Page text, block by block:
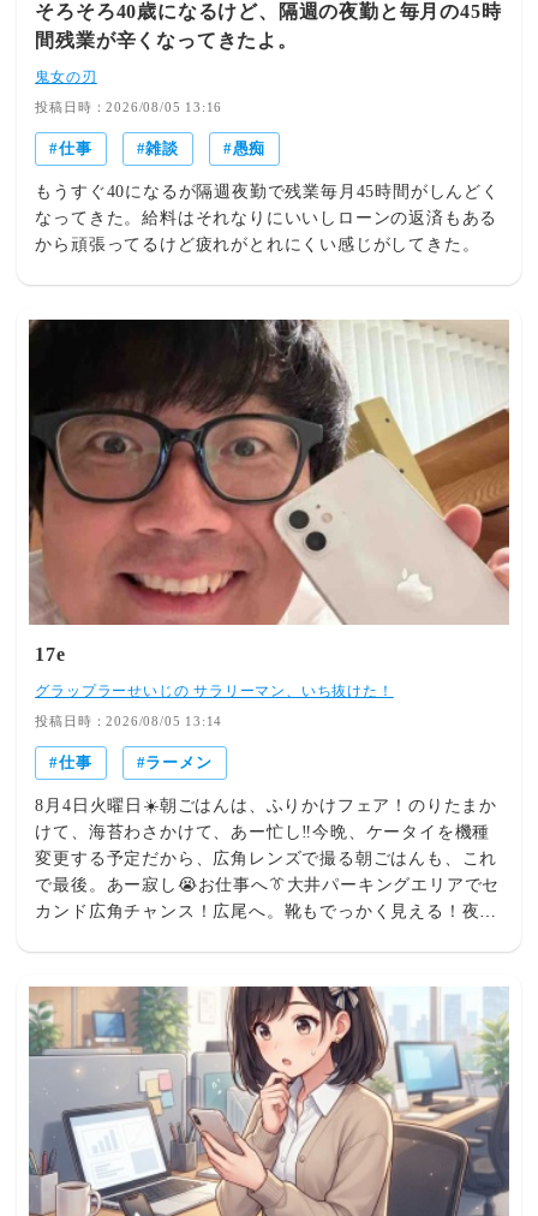
そろそろ40歳になるけど、隔週の夜勤と毎月の45時
間残業が辛くなってきたよ。
鬼女の刃
投稿日時：2026/08/05 13:16
仕事 雑談 愚痴
もうすぐ40になるが隔週夜勤で残業毎月45時間がしんどく
なってきた。給料はそれなりにいいしローンの返済もある
から頑張ってるけど疲れがとれにくい感じがしてきた。
17e
グラップラーせいじの サラリーマン、いち抜けた！
投稿日時：2026/08/05 13:14
仕事 ラーメン
8月4日火曜日☀️朝ごはんは、ふりかけフェア！のりたまか
けて、海苔わさかけて、あー忙し‼️今晩、ケータイを機種
変更する予定だから、広角レンズで撮る朝ごはんも、これ
で最後。あー寂し😭お仕事へ👔大井パーキングエリアでセ
カンド広角チャンス！広尾へ。靴もでっかく見える！夜、
ケースと保護フィルムを探す👀ちいかわのケースも良かっ
たけど、鹿児島でケータイを国道に落として1時間くらい
放置した記憶がフラッシュバックしたので、衝撃吸収を重
視したケースにしました。 全て終わりました！よっし
ゃ、これでインカメラ復活‼️自撮り生活に拍車かかりまく
り‼️晩ご飯は、環七土佐っ子ラーメン🍜土佐っ子ラーメン
が背脂多めで、美味しいんだ、これが。餃子もプリップリ
🥟完食広角グラップラー😀でもよく考えたら、前のケータ
イも持って帰って来たから、これからも広角は撮り続ける